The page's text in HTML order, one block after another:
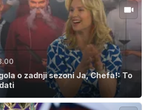
o zadnji sezoni Ja, Chefa!: To